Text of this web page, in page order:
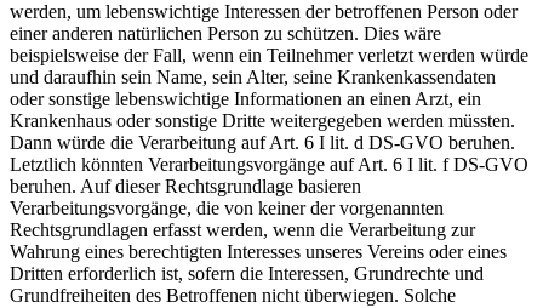
werden, um lebenswichtige Interessen der betroffenen Person oder
einer anderen natürlichen Person zu schützen. Dies wäre
beispielsweise der Fall, wenn ein Teilnehmer verletzt werden würde
und daraufhin sein Name, sein Alter, seine Krankenkassendaten
oder sonstige lebenswichtige Informationen an einen Arzt, ein
Krankenhaus oder sonstige Dritte weitergegeben werden müssten.
Dann würde die Verarbeitung auf Art. 6 I lit. d DS-GVO beruhen.
Letztlich könnten Verarbeitungsvorgänge auf Art. 6 I lit. f DS-GVO
beruhen. Auf dieser Rechtsgrundlage basieren
Verarbeitungsvorgänge, die von keiner der vorgenannten
Rechtsgrundlagen erfasst werden, wenn die Verarbeitung zur
Wahrung eines berechtigten Interesses unseres Vereins oder eines
Dritten erforderlich ist, sofern die Interessen, Grundrechte und
Grundfreiheiten des Betroffenen nicht überwiegen. Solche